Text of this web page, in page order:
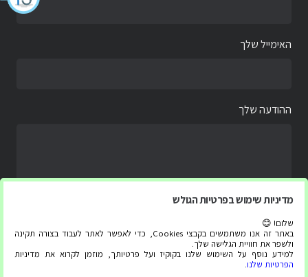
האימייל שלך
ההודעה שלך
מדיניות שימוש בפרטיות הגולש
שלום! 😊
באתר זה אנו משתמשים בקבצי Cookies, כדי לאפשר לאתר לעבוד בצורה תקינה
ולשפר את חוויית הגלישה שלך.
למידע נוסף על השימוש שלנו בקוקיז ועל פרטיותך, מוזמן לקרוא את מדיניות
הפרטיות שלנו.